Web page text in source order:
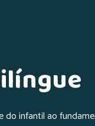
do infantil ao